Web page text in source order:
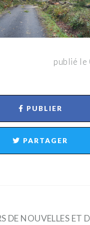
DE NOUVELLES ET
publié
PUBLIER
PARTAGER